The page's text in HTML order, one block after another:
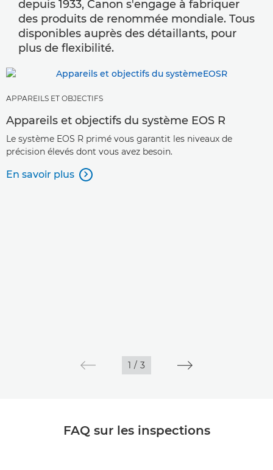
depuis 1933, Canon s'engage à fabriquer
des produits de renommée mondiale. Tous
disponibles auprès des détaillants, pour
plus de flexibilité.
APPAREILS ET OBJECTIFS
Appareils et objectifs du système EOS R
Le système EOS R primé vous garantit les niveaux de
précision élevés dont vous avez besoin.
En savoir plus 
1 / 3
FAQ sur les inspections